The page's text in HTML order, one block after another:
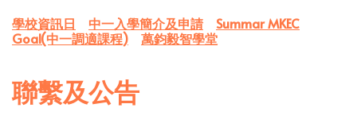
學校資訊日 中一入學簡介及申請
Summar MKEC
Goal(中一調適課程)
萬鈞毅智學堂
聯繫及公告